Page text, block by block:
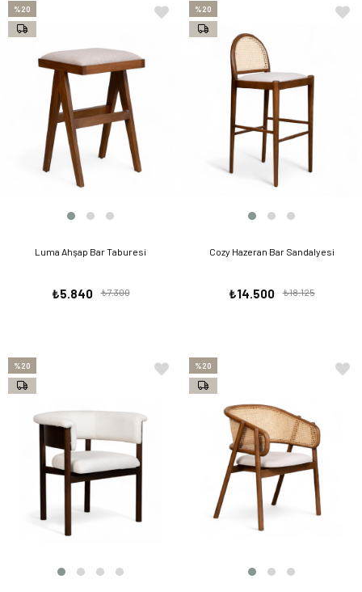
Luma Ahşap Bar Taburesi
₺5.840 ₺7.300
%20
Cozy Hazeran Bar Sandalyesi
₺14.500 ₺18.125
%20
%20 %20